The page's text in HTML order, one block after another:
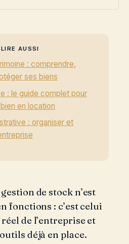
AUSSI
: comprendre,
ses biens
: le guide complet pour
en location
: organiser et
de stock n’est
fonctions : c’est celui
de l’entreprise et
déjà en place.